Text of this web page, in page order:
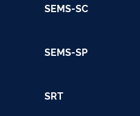
SEMS-SC
SEMS-SP
SRT